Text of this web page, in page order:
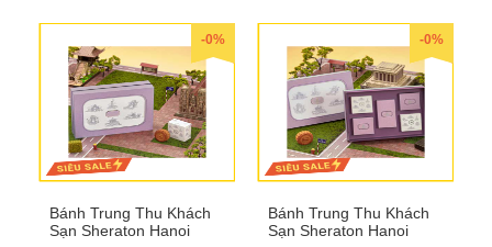
-0%
Bánh Trung Thu Khách
Sạn Sheraton Hanoi
-0%
Bánh Trung Thu Khách
Sạn Sheraton Hanoi